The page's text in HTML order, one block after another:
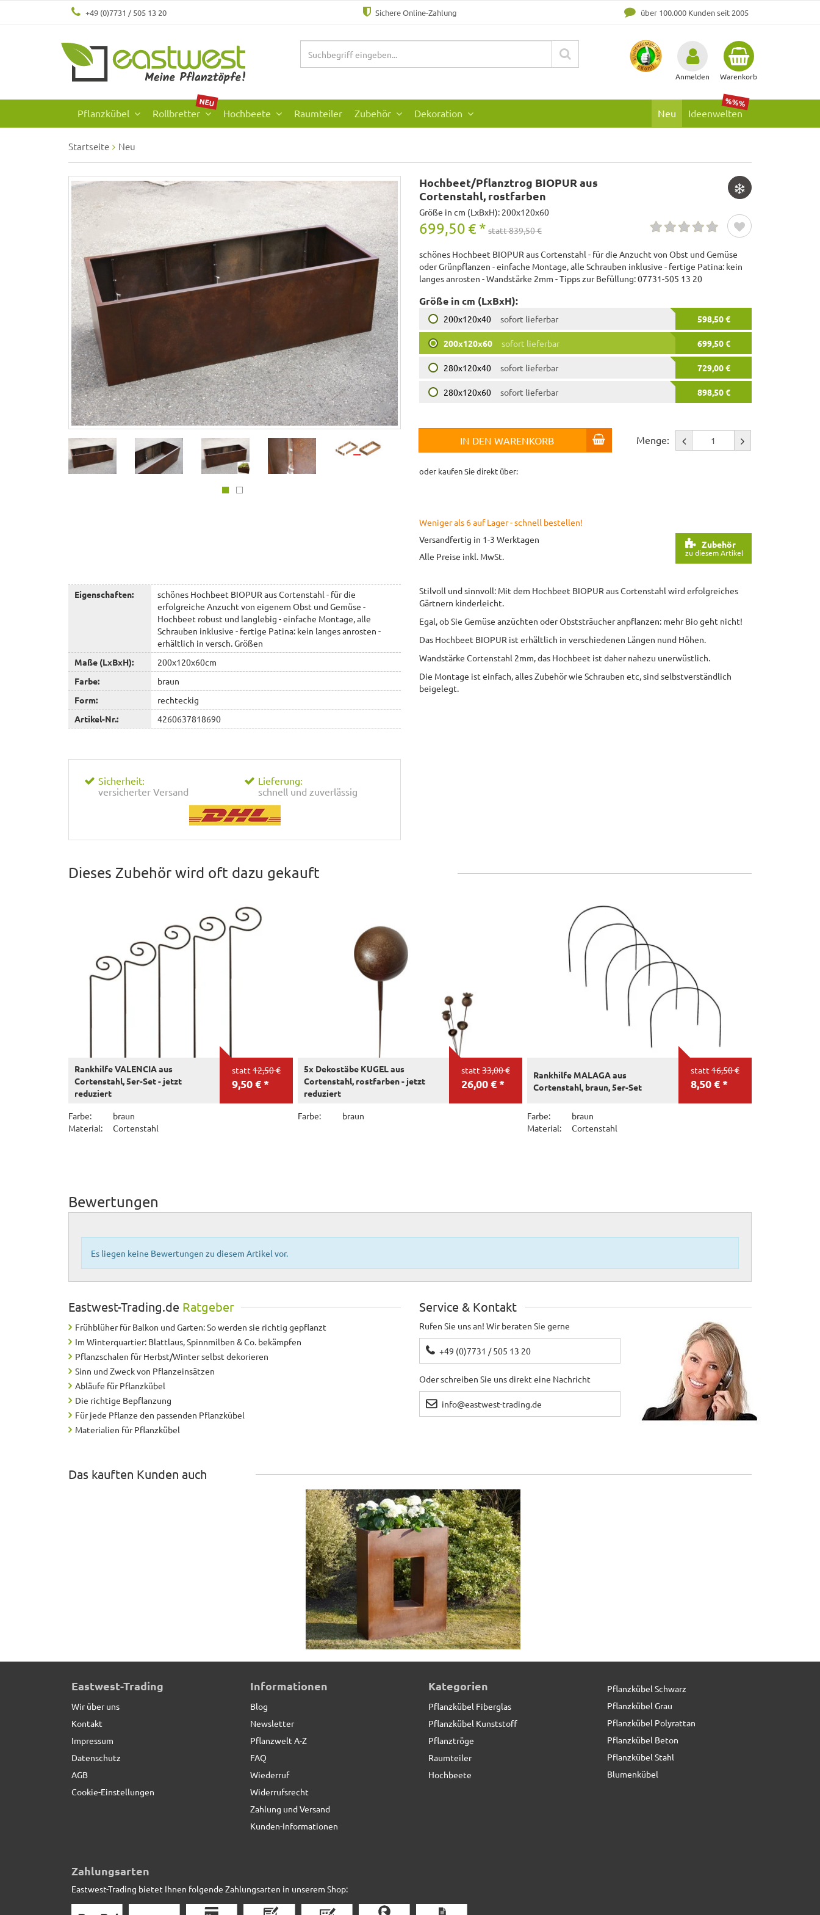
+49 (0)7731 / 505 13 20 Sichere Online-Zahlung über 100.000 Kunden seit 2005
Anmelden Warenkorb
Pflanzkübel Rollbretter
NEU
Hochbeete Raumteiler Zubehör Dekoration Ideenwelten
%%%
Neu
Startseite Neu
Hochbeet/Pflanztrog BIOPUR aus
Cortenstahl, rostfarben
Größe in cm (LxBxH): 200x120x60
699,50 € * statt 839,50 €
schönes Hochbeet BIOPUR aus Cortenstahl - für die Anzucht von Obst und Gemüse
oder Grünpflanzen - einfache Montage, alle Schrauben inklusive - fertige Patina: kein
langes anrosten - Wandstärke 2mm - Tipps zur Befüllung: 07731-505 13 20
Größe in cm (LxBxH):
200x120x40 598,50 €
sofort lieferbar
200x120x60 699,50 €
sofort lieferbar
280x120x40 729,00 €
sofort lieferbar
280x120x60 898,50 €
sofort lieferbar
IN DEN WARENKORB Menge:
oder kaufen Sie direkt über:
Weniger als 6 auf Lager - schnell bestellen!
Zubehör
zu diesem Artikel
Versandfertig in 1-3 Werktagen
Alle Preise inkl. MwSt.
Eigenschaften:
schönes Hochbeet BIOPUR aus Cortenstahl - für die
erfolgreiche Anzucht von eigenem Obst und Gemüse -
Hochbeet robust und langlebig - einfache Montage, alle
Schrauben inklusive - fertige Patina: kein langes anrosten -
erhältlich in versch. Größen
Maße (LxBxH):
200x120x60cm
Farbe:
braun
Form:
rechteckig
Artikel-Nr.:
4260637818690
Sicherheit:
versicherter Versand
Lieferung:
schnell und zuverlässig
Stilvoll und sinnvoll: Mit dem Hochbeet BIOPUR aus Cortenstahl wird erfolgreiches
Gärtnern kinderleicht.
Egal, ob Sie Gemüse anzüchten oder Obststräucher anpflanzen: mehr Bio geht nicht!
Das Hochbeet BIOPUR ist erhältlich in verschiedenen Längen nund Höhen.
Wandstärke Cortenstahl 2mm, das Hochbeet ist daher nahezu unerwüstlich.
Die Montage ist einfach, alles Zubehör wie Schrauben etc, sind selbstverständlich
beigelegt.
Dieses Zubehör wird oft dazu gekauft
statt 12,50 €
9,50 € *
Rankhilfe VALENCIA aus
Cortenstahl, 5er-Set - jetzt
reduziert
Farbe:
braun
Material:
Cortenstahl
statt 33,00 €
26,00 € *
5x Dekostäbe KUGEL aus
Cortenstahl, rostfarben - jetzt
reduziert
Farbe: braun
statt 16,50 €
8,50 € *
Rankhilfe MALAGA aus
Cortenstahl, braun, 5er-Set
Farbe:
braun
Material:
Cortenstahl
Bewertungen
Es liegen keine Bewertungen zu diesem Artikel vor.
Eastwest-Trading.de Ratgeber
Frühblüher für Balkon und Garten: So werden sie richtig gepflanzt
Im Winterquartier: Blattlaus, Spinnmilben & Co. bekämpfen
Pflanzschalen für Herbst/Winter selbst dekorieren
Sinn und Zweck von Pflanzeinsätzen
Abläufe für Pflanzkübel
Die richtige Bepflanzung
Für jede Pflanze den passenden Pflanzkübel
Materialien für Pflanzkübel
Service & Kontakt
Rufen Sie uns an! Wir beraten Sie gerne
+49 (0)7731 / 505 13 20
Oder schreiben Sie uns direkt eine Nachricht
info@eastwest-trading.de
Das kauften Kunden auch
Raumteiler aus Cortenstahl, rostfarben - jetzt reduziert
319,00 € *
Eastwest-Trading
Wir über uns
Kontakt
Impressum
Datenschutz
AGB
Cookie-Einstellungen
Informationen
Blog
Newsletter
Pflanzwelt A-Z
FAQ
Wiederruf
Widerrufsrecht
Zahlung und Versand
Kunden-Informationen
Kategorien
Pflanzkübel Fiberglas
Pflanzkübel Kunststoff
Pflanztröge
Raumteiler
Hochbeete
Pflanzkübel Schwarz
Pflanzkübel Grau
Pflanzkübel Polyrattan
Pflanzkübel Beton
Pflanzkübel Stahl
Blumenkübel
Zahlungsarten
Eastwest-Trading bietet Ihnen folgende Zahlungsarten in unserem Shop: